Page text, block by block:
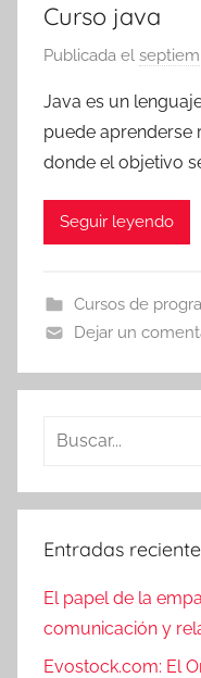
Curso java
Publicada el
Java es un
puede aprenderse
donde el objetivo
Seguir leyendo
Cursos de
Dejar un
Buscar:
Entradas
El papel de la
comunicación y
Evostock.com: El